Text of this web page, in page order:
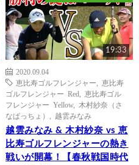
19:33
2020.09.04
恵比寿ゴルフレンジャー
恵比寿
ゴルフレンジャー Red
恵比寿ゴル
フレンジャー Yellow, 木村紗奈（さ
なぱっちょ）
越雲みなみ
越雲みなみ & 木村紗奈 vs 恵
比寿ゴルフレンジャーの熱き
戦いが開幕！【春秋戦国時代